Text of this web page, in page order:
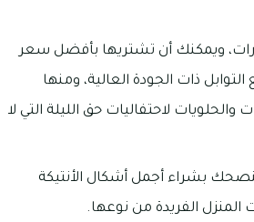
ويمكنك أن تشتريها بأفضل سعر
ذات الجودة العالية، ومنها
لاحتفاليات حق الليلة التي لا
بشراء أجمل أشكال الأنتيكة
الفريدة من نوعها.